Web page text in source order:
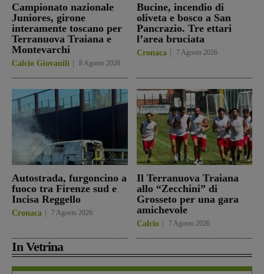
Campionato nazionale
Juniores, girone
interamente toscano per
Terranuova Traiana e
Montevarchi
Calcio Giovanili 8 Agosto 2026
Bucine, incendio di
oliveta e bosco a San
Pancrazio. Tre ettari
l’area bruciata
Cronaca 7 Agosto 2026
Autostrada, furgoncino a
fuoco tra Firenze sud e
Incisa Reggello
Cronaca 7 Agosto 2026
Il Terranuova Traiana
allo “Zecchini” di
Grosseto per una gara
amichevole
Calcio 7 Agosto 2026
In Vetrina